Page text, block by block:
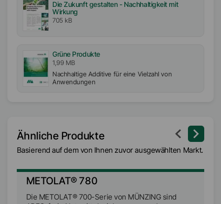
Die Zukunft gestalten - Nachhaltigkeit mit
Wirkung
705 kB
Grüne Produkte
1,99 MB
Nachhaltige Additive für eine Vielzahl von
Anwendungen
Ähnliche Produkte
Basierend auf dem von Ihnen zuvor ausgewählten Markt.
METOLAT® 780
Die METOLAT® 700-Serie von MÜNZING sind